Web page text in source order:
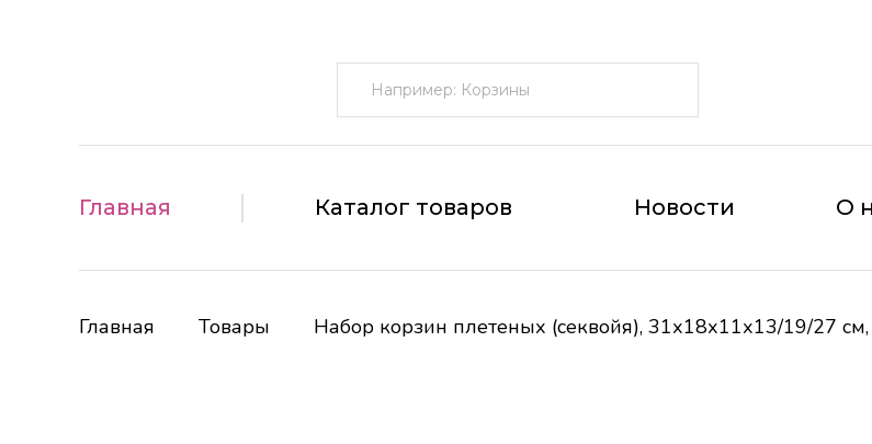
Главная Каталог товаров Новости О
Главная Товары Набор корзин плетеных (секвойя), 31х18х11х13/19/27